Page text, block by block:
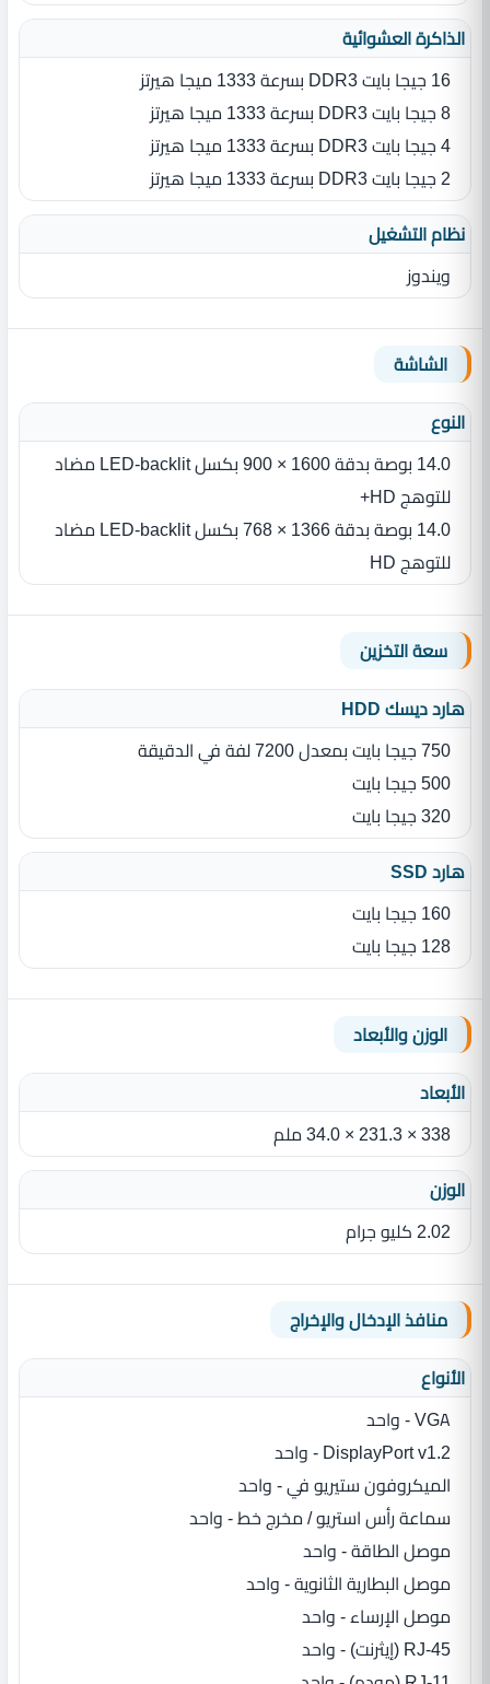
الذاكرة العشوائية
16 جيجا بايت DDR3 بسرعة 1333 ميجا هيرتز
8 جيجا بايت DDR3 بسرعة 1333 ميجا هيرتز
4 جيجا بايت DDR3 بسرعة 1333 ميجا هيرتز
2 جيجا بايت DDR3 بسرعة 1333 ميجا هيرتز
نظام التشغيل
ويندوز
الشاشة
النوع
14.0 بوصة بدقة 1600 × 900 بكسل LED-backlit مضاد
للتوهج HD+
14.0 بوصة بدقة 1366 × 768 بكسل LED-backlit مضاد
للتوهج HD
سعة التخزين
هارد ديسك HDD
750 جيجا بايت بمعدل 7200 لفة في الدقيقة
500 جيجا بايت
320 جيجا بايت
هارد SSD
160 جيجا بايت
128 جيجا بايت
الوزن والأبعاد
الأبعاد
338 × 231.3 × 34.0 ملم
الوزن
2.02 كليو جرام
منافذ الإدخال والإخراج
الأنواع
VGA - واحد
DisplayPort v1.2 - واحد
الميكروفون ستيريو في - واحد
سماعة رأس استريو / مخرج خط - واحد
موصل الطاقة - واحد
موصل البطارية الثانوية - واحد
موصل الإرساء - واحد
RJ-45 (إيثرنت) - واحد